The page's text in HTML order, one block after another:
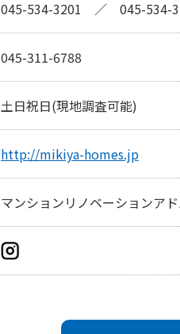
045-534-3201 ／ 045-534-
045-311-6788
土日祝日(現地調査可能)
http://mikiya-homes.jp
マンションリノベーションア